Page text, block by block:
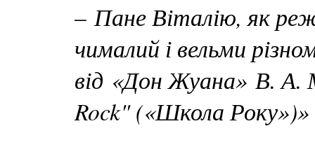
–Пане Віталію, як
чималий і вельми
від «Дон Жуана» В. А.
Rock" («Школа